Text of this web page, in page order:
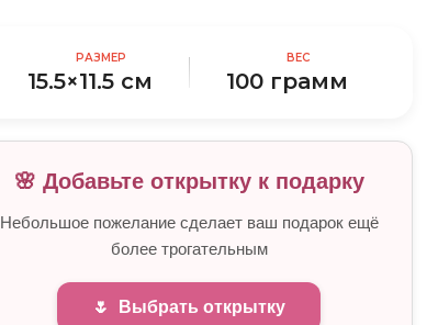
РАЗМЕР
15.5×11.5 см
ВЕС
100 грамм
🌸 Добавьте открытку к подарку
Небольшое пожелание сделает ваш подарок ещё
более трогательным
🌷 Выбрать открытку